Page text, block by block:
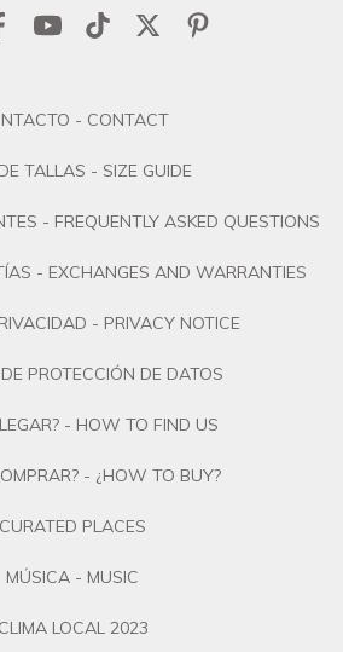
- CONTACT
TALLAS - SIZE GUIDE
- FREQUENTLY ASKED QUESTIONS
- EXCHANGES AND WARRANTIES
- PRIVACY NOTICE
PROTECCIÓN DE DATOS
- HOW TO FIND US
- ¿HOW TO BUY?
CURATED PLACES
MÚSICA - MUSIC
CLIMA LOCAL 2023